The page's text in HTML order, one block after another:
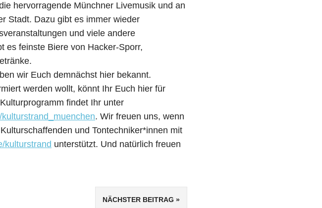
hervorragende Münchner Livemusik und an
Stadt. Dazu gibt es immer wieder
und viele andere
es feinste Biere von Hacker-Sporr,
wir Euch demnächst hier bekannt.
werden wollt, könnt Ihr Euch hier für
findet Ihr unter
. Wir freuen uns, wenn
und Tontechniker*innen mit
kulturstrand unterstützt. Und natürlich freuen
NÄCHSTER BEITRAG